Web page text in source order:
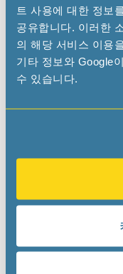
트 사용에 대한 정보
공유합니다. 이러한
의 해당 서비스 이용
기타 정보와 Google
수 있습니다.
With an
and high-quality
always convincing
embeddedworld24